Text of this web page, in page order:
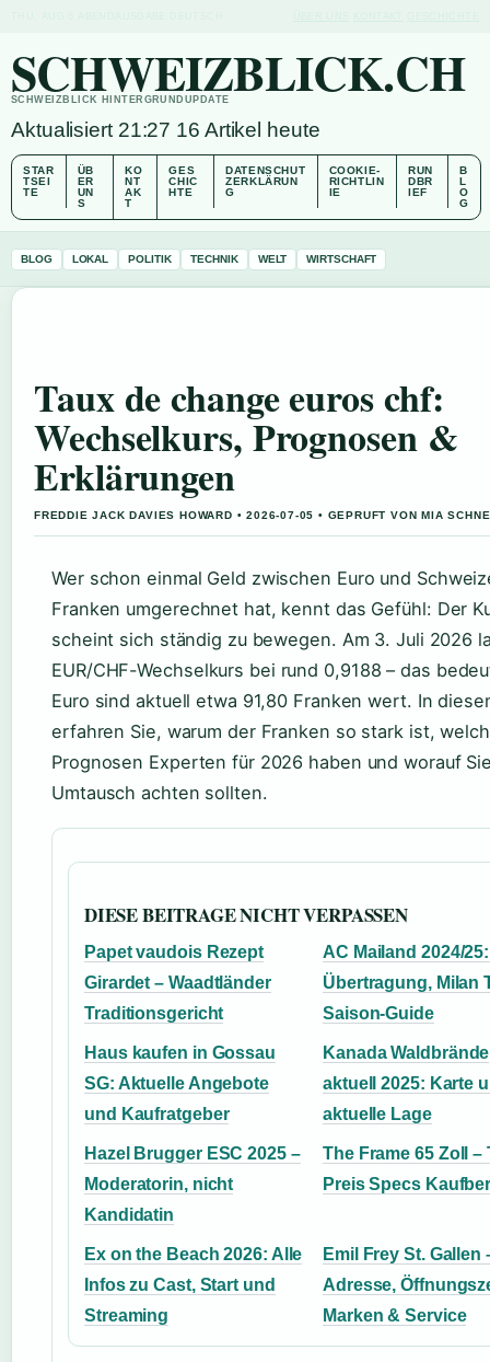
SCHWEIZBLICK.CH
SCHWEIZBLICK HINTERGRUNDUPDATE
Aktualisiert 21:27 16 Artikel heute
STAR
TSEI
TE
ÜB
ER
UN
S
KO
NT
AK
T
GES
CHIC
HTE
DATENSCHUT
ZERKLÄRUN
G
COOKIE-
RICHTLIN
IE
RUN
DBR
IEF
B
L
O
G
BLOG LOKAL POLITIK TECHNIK WELT WIRTSCHAFT
Taux de change euros chf:
Wechselkurs, Prognosen &
Erklärungen
FREDDIE JACK DAVIES HOWARD • 2026-07-05 • GEPRUFT VON MIA
Wer schon einmal Geld zwischen Euro und
Franken umgerechnet hat, kennt das Gefühl: Der
scheint sich ständig zu bewegen. Am 3. Juli 2026
EUR/CHF-Wechselkurs bei rund 0,9188 – das
Euro sind aktuell etwa 91,80 Franken wert. In
erfahren Sie, warum der Franken so stark ist,
Prognosen Experten für 2026 haben und worauf
Umtausch achten sollten.
DIESE BEITRAGE NICHT VERPASSEN
Papet vaudois Rezept
Girardet – Waadtländer
Traditionsgericht
AC Mailand 2024/
Übertragung, Milan
Saison-Guide
Haus kaufen in Gossau
SG: Aktuelle Angebote
und Kaufratgeber
Kanada Waldbrände
aktuell 2025: Karte
aktuelle Lage
Hazel Brugger ESC 2025 –
Moderatorin, nicht
Kandidatin
The Frame 65 Zoll –
Preis Specs
Ex on the Beach 2026: Alle
Infos zu Cast, Start und
Streaming
Emil Frey St. Gallen
Adresse,
Marken & Service